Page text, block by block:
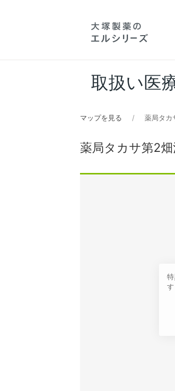
取扱い医
マップを見る 薬局タカ
薬局タカサ第2
す